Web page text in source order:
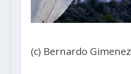
(c) Bernardo Gimenez